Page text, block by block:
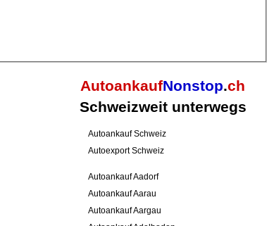
AutoankaufNonstop.ch
Schweizweit unterwegs
Autoankauf Schweiz
Autoexport Schweiz
Autoankauf Aadorf
Autoankauf Aarau
Autoankauf Aargau